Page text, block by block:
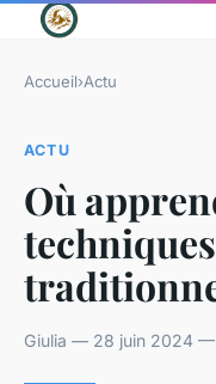
Accueil›Actu
ACTU
Où
Giulia — 28 juin 2024 —